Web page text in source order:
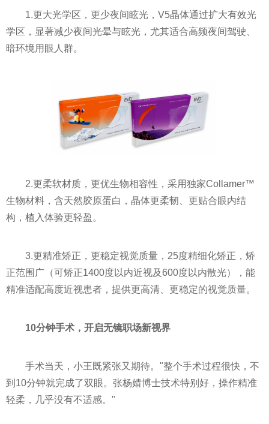
1.更大光学区，更少夜间眩光，V5晶体通过扩大有效光
学区，显著减少夜间光晕与眩光，尤其适合高频夜间驾驶、
暗环境用眼人群。
2.更柔软材质，更优生物相容性，采用独家Collamer™
生物材料，含天然胶原蛋白，晶体更柔韧、更贴合眼内结
构，植入体验更轻盈。
3.更精准矫正，更稳定视觉质量，25度精细化矫正，矫
正范围广（可矫正1400度以内近视及600度以内散光），能
精准适配高度近视患者，提供更高清、更稳定的视觉质量。
10分钟手术，开启无镜职场新视界
手术当天，小王既紧张又期待。"整个手术过程很快，不
到10分钟就完成了双眼。张杨婧博士技术特别好，操作精准
轻柔，几乎没有不适感。"